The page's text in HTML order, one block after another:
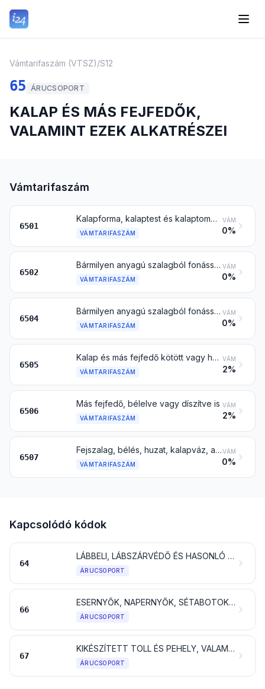
Vámtarifaszám (VTSZ)/S12
65 ÁRUCSOPORT
KALAP ÉS MÁS FEJFEDŐK,
VALAMINT EZEK ALKATRÉSZEI
Vámtarifaszám
6501
Kalapforma, kalaptest és kalaptomp nemezből, nem formázva, nem karimázva; korong és henger (beleértve a felhasítottat is) nemezből
VÁMTARIFASZÁM
VÁM
0%
6502
Bármilyen anyagú szalagból fonással vagy más módon összeállított kalapforma, nem formázva, nem karimázva, bélés vagy díszítés nélkül
VÁMTARIFASZÁM
VÁM
0%
6504
Bármilyen anyagú szalagból fonással vagy más módon összeállított kalap és más fejfedő, bélelve vagy díszítve is
VÁMTARIFASZÁM
VÁM
0%
6505
Kalap és más fejfedő kötött vagy hurkolt kelméből vagy csipkéből, nemezből vagy más textilanyagból (de nem szalagból) előállítva, bélelve vagy díszítve is; hajháló bármilyen anyagból, bélelve vagy díszítve is
VÁMTARIFASZÁM
VÁM
2%
6506
Más fejfedő, bélelve vagy díszítve is
VÁMTARIFASZÁM
VÁM
2%
6507
Fejszalag, bélés, huzat, kalapváz, aljzat, kalapkeret, ellenző és rögzítőszíj fejfedőhöz
VÁMTARIFASZÁM
VÁM
0%
Kapcsolódó kódok
64
LÁBBELI, LÁBSZÁRVÉDŐ ÉS HASONLÓ ÁRUK; EZEK ALKATRÉSZEI
ÁRUCSOPORT
66
ESERNYŐK, NAPERNYŐK, SÉTABOTOK, BOTSZÉKEK, OSTOROK, LOVAGLÓKORBÁCSOK ÉS EZEK ALKATRÉSZEI
ÁRUCSOPORT
67
KIKÉSZÍTETT TOLL ÉS PEHELY, VALAMINT EZEKBŐL KÉSZÜLT ÁRUK; MŰVIRÁGOK; EMBERHAJBÓL KÉSZÜLT ÁRUK
ÁRUCSOPORT